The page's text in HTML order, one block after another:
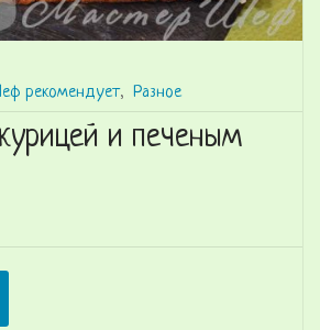
рекомендует, Разное
и печеным